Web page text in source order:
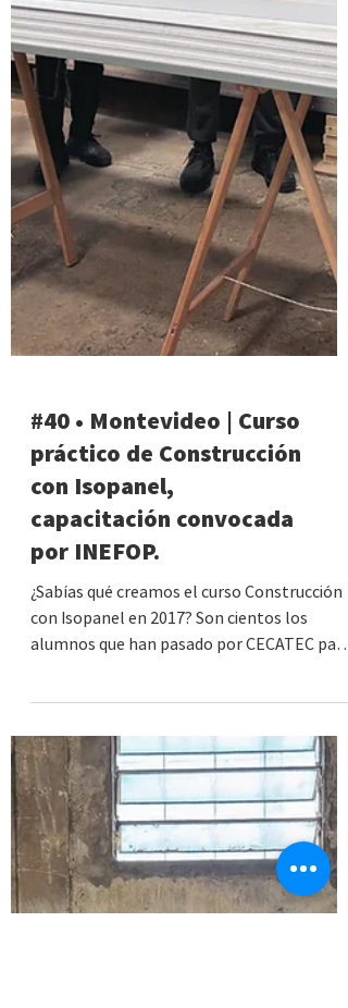
#40 • Montevideo | Curso
práctico de Construcción
con Isopanel,
capacitación convocada
por INEFOP.
¿Sabías qué creamos el curso Construcción